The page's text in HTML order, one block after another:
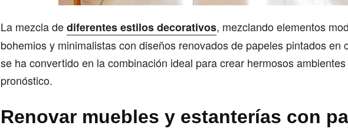
La mezcla dediferentes estilos decorativos, mezclando elementos
bohemios y minimalistas con diseños renovados de papeles pintados en
se ha convertido en la combinación ideal para crear hermosos
pronóstico.
Renovar muebles y estanterías con